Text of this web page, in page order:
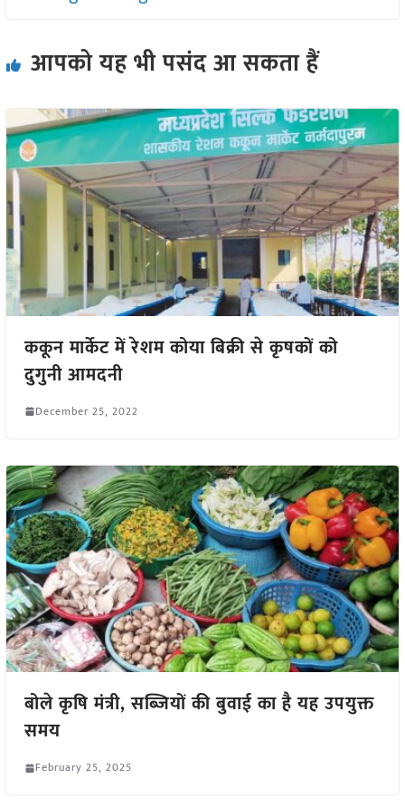
आपको यह भी पसंद आ सकता हैं
ककून मार्केट में रेशम कोया बिक्री से कृषकों को
दुगुनी आमदनी
December 25, 2022
बोले कृषि मंत्री, सब्जियों की बुवाई का है यह उपयुक्त
समय
February 25, 2025